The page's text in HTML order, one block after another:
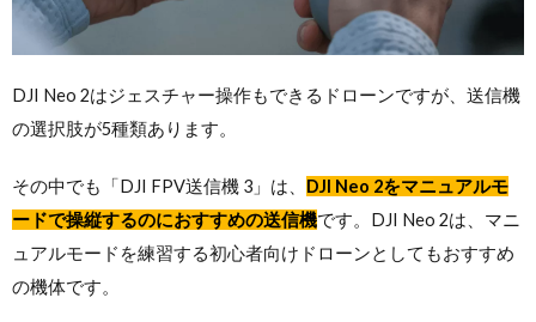
DJI Neo 2はジェスチャー操作もできるドローンですが、送信機
の選択肢が5種類あります。
その中でも「DJI FPV送信機 3」は、 DJI Neo 2をマニュアルモ
ードで操縦するのにおすすめの送信機です。DJI Neo 2は、マニ
ュアルモードを練習する初心者向けドローンとしてもおすすめ
の機体です。